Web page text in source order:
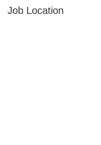
Job Location